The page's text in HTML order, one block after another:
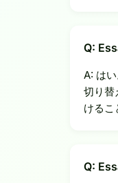
Q:
A: は
切り替
けるこ
Q: